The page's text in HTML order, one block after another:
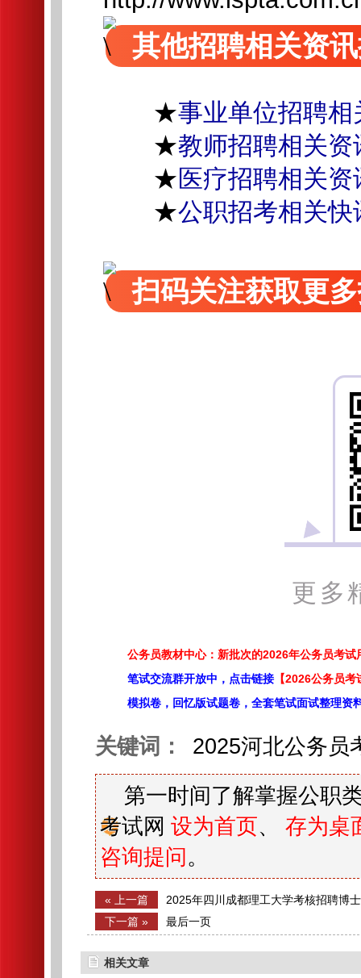
其他招聘相关资
★事业单位招聘相
★教师招聘相关资
★医疗招聘相关资
★公职招考相关快
扫码关注获取更
更多
公务员教材中心：新批次的2026年公务员考试
笔试交流群开放中，点击链接 【2026公务员
模拟卷，回忆版试题卷，全套笔试面试整理资
关键词： 2025河北公务员
第一时间了解掌握公职
考试网 设为首页、 存为桌
咨询提问 。
« 上一篇 2025年四川成都理工大学考核招聘博
（20名）
下一篇 » 最后一页
相关文章